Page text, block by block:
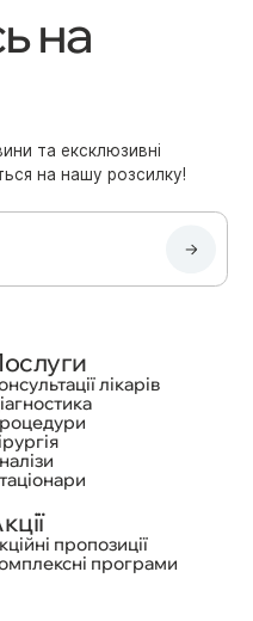
на
та ексклюзивні
на нашу розсилку!
лікарів
пропозиції
програми